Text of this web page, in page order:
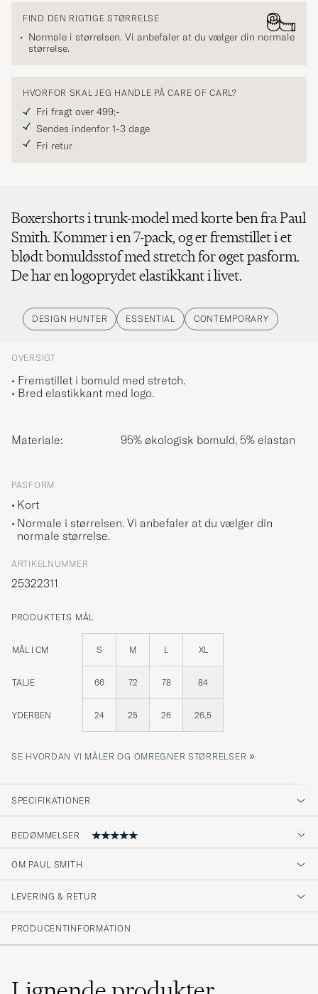
FIND DEN RIGTIGE STØRRELSE
Normale i størrelsen. Vi anbefaler at du vælger din normale
størrelse.
HVORFOR SKAL JEG HANDLE PÅ CARE OF CARL?
Fri fragt over 499;-
Sendes indenfor 1-3 dage
Fri retur
Boxershorts i trunk-model med korte ben fra Paul
Smith. Kommer i en 7-pack, og er fremstillet i et
blødt bomuldsstof med stretch for øget pasform.
De har en logoprydet elastikkant i livet.
DESIGN HUNTER ESSENTIAL CONTEMPORARY
OVERSIGT
• Fremstillet i bomuld med stretch.
• Bred elastikkant med logo.
Materiale: 95% økologisk bomuld, 5% elastan
PASFORM
Kort
Normale i størrelsen. Vi anbefaler at du vælger din
normale størrelse.
ARTIKELNUMMER
25322311
PRODUKTETS MÅL
MÅL I CM S M L XL
TALJE 66 72 78 84
YDERBEN 24 25 26 26,5
SE HVORDAN VI MÅLER OG OMREGNER STØRRELSER »
SPECIFIKATIONER
BEDØMMELSER
Riktigt sköna
JOHAN J KØBTE PÅ CAREOFCARL.SE
OM PAUL SMITH
LEVERING & RETUR
PRODUCENTINFORMATION